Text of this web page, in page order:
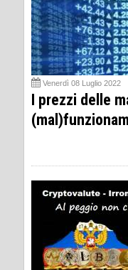
Venerdì 08 Luglio 2022
I prezzi delle